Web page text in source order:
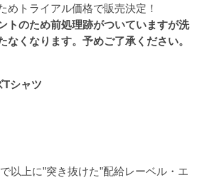
めトライアル価格で販売決定！
トのため前処理跡がついていますが洗
なくなります。予めご了承ください。
Tシャツ
以上に”突き抜けた”配給レーベル・エ